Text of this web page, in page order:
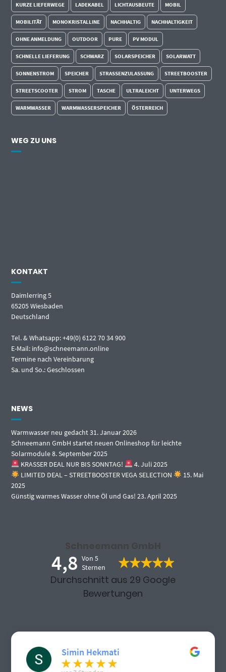
KURZE LIEFERWEGE LADEKABEL LICHTAUSBEUTE MOBIL
MOBILITÄT MONOKRISTALLINE NACHHALTIG NACHHALTIGKEIT
OHNE ANMELDUNG OUTDOOR PURE PV MODUL
SCHNELLE LIEFERUNG SCHWARZ SOLARSPEICHER SOLARWATT
SONNENSTROM SPEICHER STRASSENZULASSUNG STREETBOOSTER
STREETSCOOTER STROM TASCHE ULTRALEICHT UNTERWEGS
WARMWASSER WARMWASSERSPEICHER ÖSTERREICH
WEG ZU UNS
KONTAKT
Daimlerring 5
65205 Wiesbaden
Deutschland
Tel. & Whatsapp: +49(0) 6122 70 34 900
E-Mail: info@schneemann.online
Termine nach Vereinbarung
Sa. und So.: Geschlossen
NEWS
Warmwasser neu gedacht31. Januar 2026
Schneemann GmbH startet neuen Onlineshop für leichte
Solarmodule8. September 2025
KRASSER DEAL NUR BIS SONNTAG!
4. Juli 2025
LIMITED DEAL – STREETBOOSTER VEGA SELECTION
15. Mai
2025
Günstig warmes Wasser ohne Öl und Gas! 23. April 2025
Schneemann GmbH
4,8 Von 5
Sternen
Durchschnitt aus 29 Google
Bewertungen
Simin Hekmati